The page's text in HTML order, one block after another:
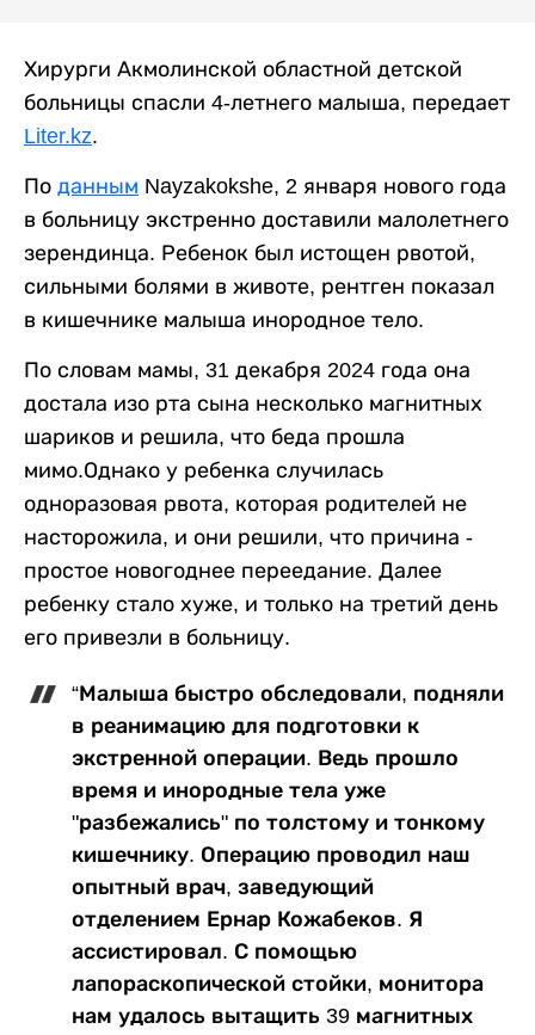
Хирурги Акмолинской областной детской
больницы спасли 4-летнего малыша, передает
Liter.kz.
По данным Nayzakokshe, 2 января нового года
в больницу экстренно доставили малолетнего
зерендинца. Ребенок был истощен рвотой,
сильными болями в животе, рентген показал
в кишечнике малыша инородное тело.
По словам мамы, 31 декабря 2024 года она
достала изо рта сына несколько магнитных
шариков и решила, что беда прошла
мимо.Однако у ребенка случилась
одноразовая рвота, которая родителей не
насторожила, и они решили, что причина -
простое новогоднее переедание. Далее
ребенку стало хуже, и только на третий день
его привезли в больницу.
“Малыша быстро обследовали, подняли
в реанимацию для подготовки к
экстренной операции. Ведь прошло
время и инородные тела уже
"разбежались" по толстому и тонкому
кишечнику. Операцию проводил наш
опытный врач, заведующий
отделением Ернар Кожабеков. Я
ассистировал. С помощью
лапораскопической стойки, монитора
нам удалось вытащить 39 магнитных